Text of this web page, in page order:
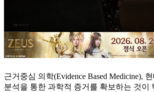
근거중심 의학(Evidence Based Medicine),
분석을 통한 과학적 증거를 확보하는 것이